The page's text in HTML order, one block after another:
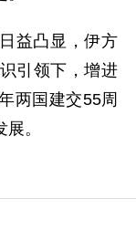
益凸显，伊方
引领下，增进
两国建交55周
。